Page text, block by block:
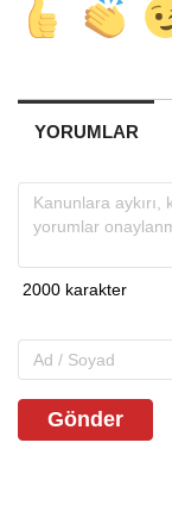
YORUMLAR
Gönder